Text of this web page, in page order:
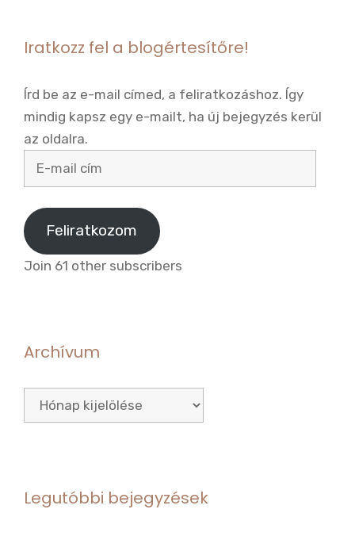
Iratkozz fel a blogértesítőre!
Írd be az e-mail címed, a feliratkozáshoz. Így
mindig kapsz egy e-mailt, ha új bejegyzés kerül
az oldalra.
mail
cím
Feliratkozom
Join 61 other subscribers
Archívum
Archívum
Legutóbbi bejegyzések